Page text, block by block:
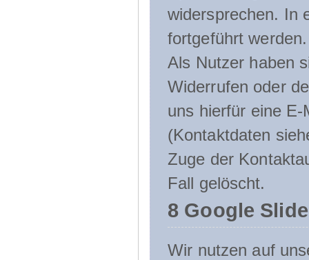
widersprechen. In
fortgeführt werden.
Als Nutzer haben
Widerrufen oder
uns hierfür eine
(Kontaktdaten
Zuge der
Fall gelöscht.
8 Google
Wir nutzen auf